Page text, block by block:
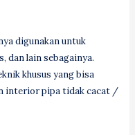
digunakan untuk
dan lain sebagainya.
khusus yang bisa
interior pipa tidak cacat /